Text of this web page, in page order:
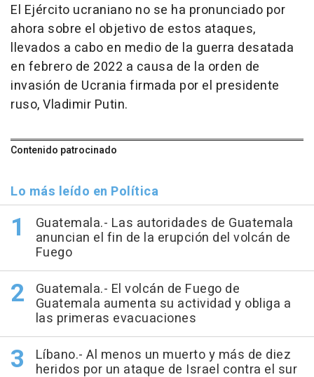
El Ejército ucraniano no se ha pronunciado por
ahora sobre el objetivo de estos ataques,
llevados a cabo en medio de la guerra desatada
en febrero de 2022 a causa de la orden de
invasión de Ucrania firmada por el presidente
ruso, Vladimir Putin.
Contenido patrocinado
Lo más leído en Política
Guatemala.- Las autoridades de Guatemala
anuncian el fin de la erupción del volcán de
Fuego
Guatemala.- El volcán de Fuego de
Guatemala aumenta su actividad y obliga a
las primeras evacuaciones
Líbano.- Al menos un muerto y más de diez
heridos por un ataque de Israel contra el sur